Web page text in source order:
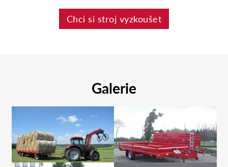
Chci si stroj vyzkoušet
Galerie